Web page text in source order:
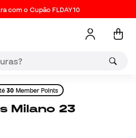
com o Cupão FLDAY10
30 Member Points
Milano 23